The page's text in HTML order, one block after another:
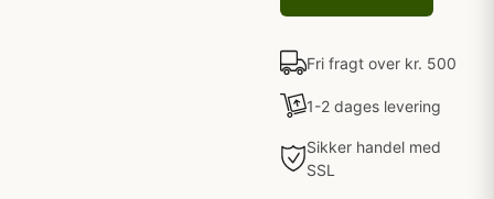
Fri fragt over kr. 500
1-2 dages levering
Sikker handel med
SSL